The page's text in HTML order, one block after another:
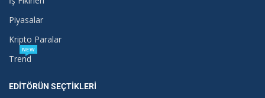
Piyasalar
Kripto Paralar
Trend
NEW
EDITÖRÜN SEÇTIKLERI